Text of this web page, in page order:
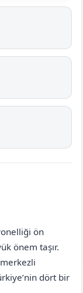
ön
önem taşır.
dört bir